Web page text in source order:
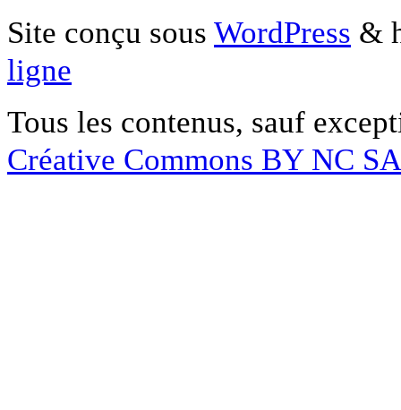
Site conçu sous WordPress &
ligne
Tous les contenus, sauf
Créative Commons BY NC SA